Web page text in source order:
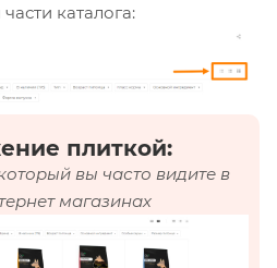
каталога:
плиткой:
вы часто видите в
магазинах